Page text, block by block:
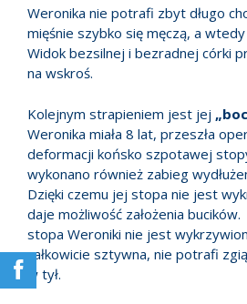
Weronika nie potrafi zbyt długo
mięśnie szybko się męczą, a
Widok bezsilnej i bezradnej córki
na wskroś.
Kolejnym strapieniem jest jej
Weronika miała 8 lat, przeszła
deformacji końsko szpotawej
wykonano również zabieg
Dzięki czemu jej stopa nie jest
daje możliwość założenia
stopa Weroniki nie jest
całkowicie sztywna, nie potrafi
w tył.